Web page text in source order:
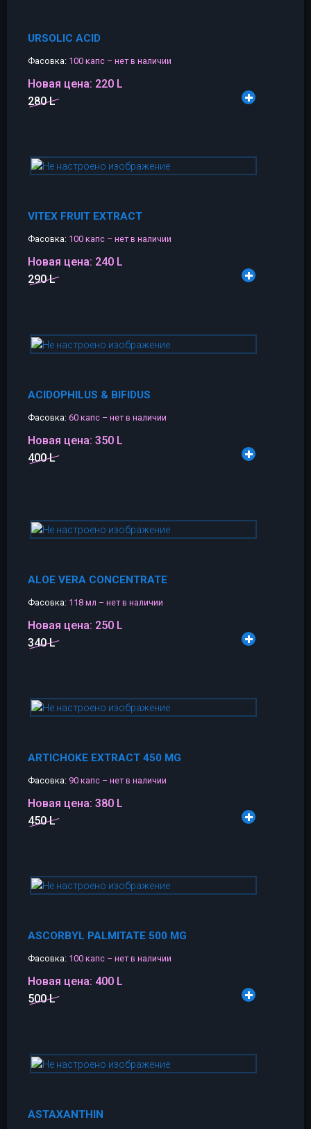
URSOLIC ACID
Фасовка: 100 капс – нет в наличии
Новая цена: 220 L
280 L
VITEX FRUIT EXTRACT
Фасовка: 100 капс – нет в наличии
Новая цена: 240 L
290 L
ACIDOPHILUS & BIFIDUS
Фасовка: 60 капс – нет в наличии
Новая цена: 350 L
400 L
ALOE VERA CONCENTRATE
Фасовка: 118 мл – нет в наличии
Новая цена: 250 L
340 L
ARTICHOKE EXTRACT 450 MG
Фасовка: 90 капс – нет в наличии
Новая цена: 380 L
450 L
ASCORBYL PALMITATE 500 MG
Фасовка: 100 капс – нет в наличии
Новая цена: 400 L
500 L
ASTAXANTHIN